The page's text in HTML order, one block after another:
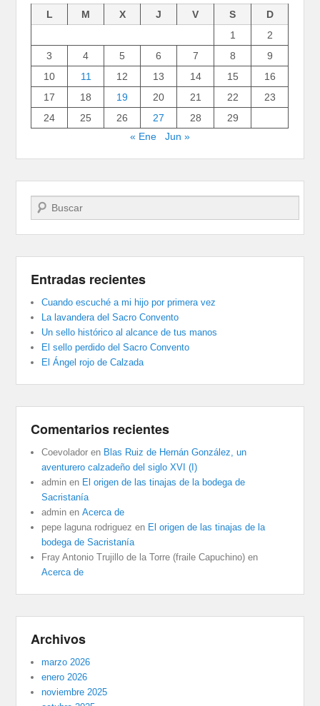
L M X J V S
D
1
2
3
4 5 6 7 8
9
10
11 12 13 14 15
16
17
18 19 20 21 22
23
24
25 26 27 28
29
« Ene
Jun »
Buscar
Entradas recientes
Cuando escuché a mi hijo por primera vez
La lavandera del Sacro Convento
Un sello histórico al alcance de tus manos
El sello perdido del Sacro Convento
El Ángel rojo de Calzada
Comentarios recientes
Coevolador en Blas Ruiz de Hernán González, un
aventurero calzadeño del siglo XVI (I)
admin en El origen de las tinajas de la bodega de
Sacristanía
admin enAcerca de
pepe laguna rodriguez en El origen de las tinajas de la
bodega de Sacristanía
Fray Antonio Trujillo de la Torre (fraile Capuchino) en
Acerca de
Archivos
marzo 2026
enero 2026
noviembre 2025